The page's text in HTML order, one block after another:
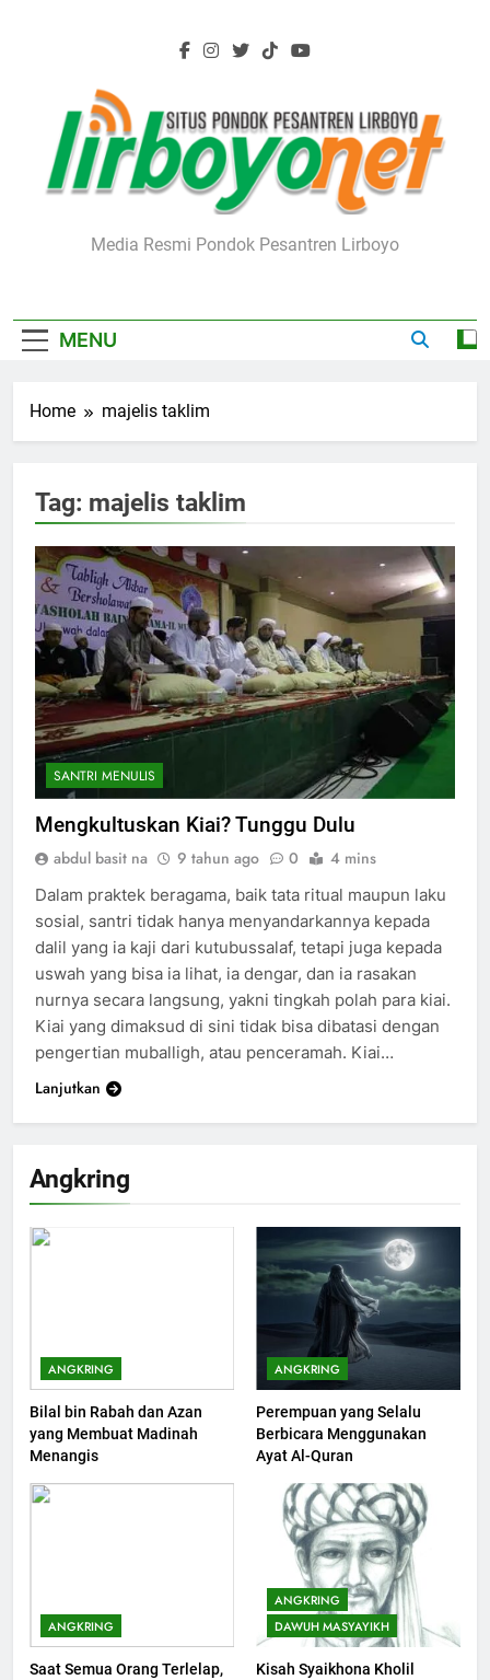
Lirboyo.net
Media Resmi Pondok Pesantren Lirboyo
MENU
Home majelis taklim
Angkring
ANGKRING
Bilal bin Rabah dan Azan
yang Membuat Madinah
Menangis
ANGKRING
Perempuan yang Selalu
Berbicara Menggunakan
Ayat Al-Quran
ANGKRING
Saat Semua Orang Terlelap,
ANGKRING
DAWUH MASYAYIKH
Kisah Syaikhona Kholil
200
Khutbah jumat: Sejarah
Seebagai Pembangkit Jiwa
202
Khutbah Jumat : Supaya Amal
Bisa Diterima
Khutbah Jumat: Bulan
Muharram Bulan Bersejarah
KHUTBAH
Tag: majelis taklim
SANTRI MENULIS
Mengkultuskan Kiai? Tunggu Dulu
abdul basit na 9 tahun ago 0 4 mins
Dalam praktek beragama, baik tata ritual maupun laku
sosial, santri tidak hanya menyandarkannya kepada
dalil yang ia kaji dari kutubussalaf, tetapi juga kepada
uswah yang bisa ia lihat, ia dengar, dan ia rasakan
nurnya secara langsung, yakni tingkah polah para kiai.
Kiai yang dimaksud di sini tidak bisa dibatasi dengan
pengertian muballigh, atau penceramah. Kiai…
Lanjutkan